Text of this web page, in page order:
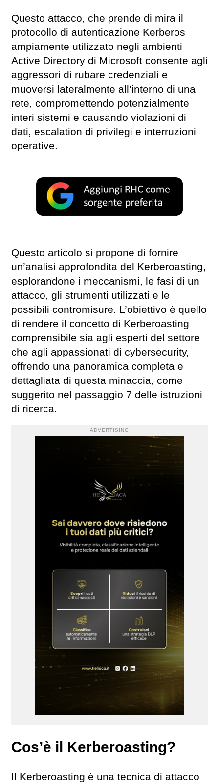
Questo attacco, che prende di mira il
protocollo di autenticazione Kerberos
ampiamente utilizzato negli ambienti
Active Directory di Microsoft consente agli
aggressori di rubare credenziali e
muoversi lateralmente all’interno di una
rete, compromettendo potenzialmente
interi sistemi e causando violazioni di
dati, escalation di privilegi e interruzioni
operative.
Questo articolo si propone di fornire
un’analisi approfondita del Kerberoasting,
esplorandone i meccanismi, le fasi di un
attacco, gli strumenti utilizzati e le
possibili contromisure. L’obiettivo è quello
di rendere il concetto di Kerberoasting
comprensibile sia agli esperti del settore
che agli appassionati di cybersecurity,
offrendo una panoramica completa e
dettagliata di questa minaccia, come
suggerito nel passaggio 7 delle istruzioni
di ricerca.
ADVERTISING
Cos’è il Kerberoasting?
Il Kerberoasting è una tecnica di attacco